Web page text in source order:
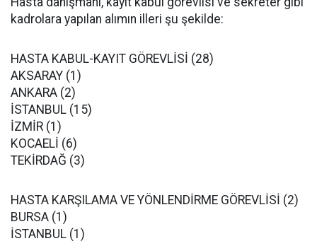
kadrolara yapılan alımın illeri şu şekilde:
HASTA KABUL-KAYIT GÖREVLİSİ (28)
AKSARAY (1)
ANKARA (2)
İSTANBUL (15)
İZMİR (1)
KOCAELİ (6)
TEKİRDAĞ (3)
HASTA KARŞILAMA VE YÖNLENDİRME GÖREVLİSİ (2)
BURSA (1)
İSTANBUL (1)